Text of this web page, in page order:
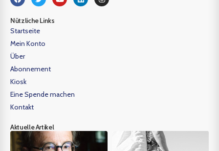
Nützliche Links
Startseite
Mein Konto
Über
Abonnement
Kiosk
Eine Spende machen
Kontakt
Aktuelle Artikel